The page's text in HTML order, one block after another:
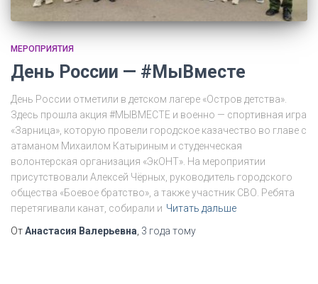
МЕРОПРИЯТИЯ
День России — #МыВместе
День России отметили в детском лагере «Остров детства».
Здесь прошла акция #МЫВМЕСТЕ и военно — спортивная игра
«Зарница», которую провели городское казачество во главе с
атаманом Михаилом Катыриным и студенческая
волонтерская организация «ЭкОНТ». На мероприятии
присутствовали Алексей Чёрных, руководитель городского
общества «Боевое братство», а также участник СВО. Ребята
перетягивали канат, собирали и Читать дальше
ОтАнастасия Валерьевна 3 года тому